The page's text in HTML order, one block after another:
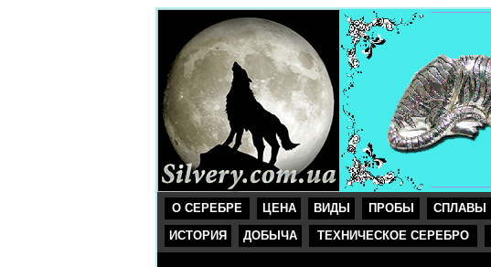
О СЕРЕБРЕ ЦЕНА ВИДЫ ПРОБЫ СПЛАВЫ
ИСТОРИЯ
ДОБЫЧА ТЕХНИЧЕСКОЕ СЕРЕБРО